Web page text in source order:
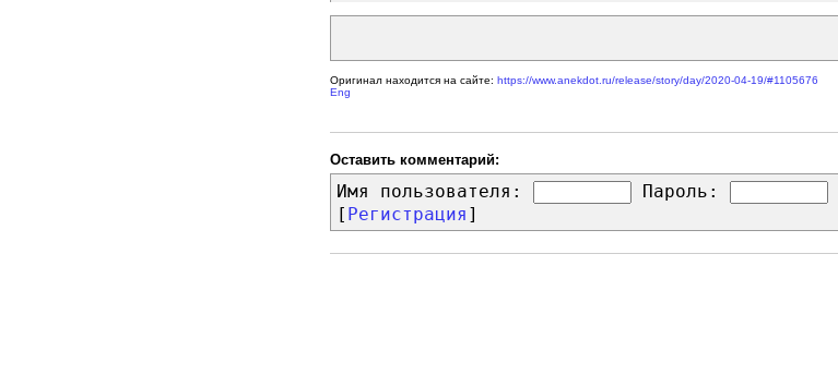
Оригинал находится на сайте: https://www.anekdot.ru/release/story/day/2020-04-19/#1105676
Eng
Оставить комментарий:
Имя пользователя: Пароль:
[ Регистрация ]